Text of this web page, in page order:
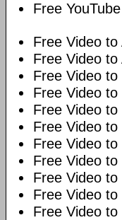
Free
Free Video
Free Video
Free Video
Free Video
Free Video
Free Video
Free Video
Free Video
Free Video
Free Video
Free Video